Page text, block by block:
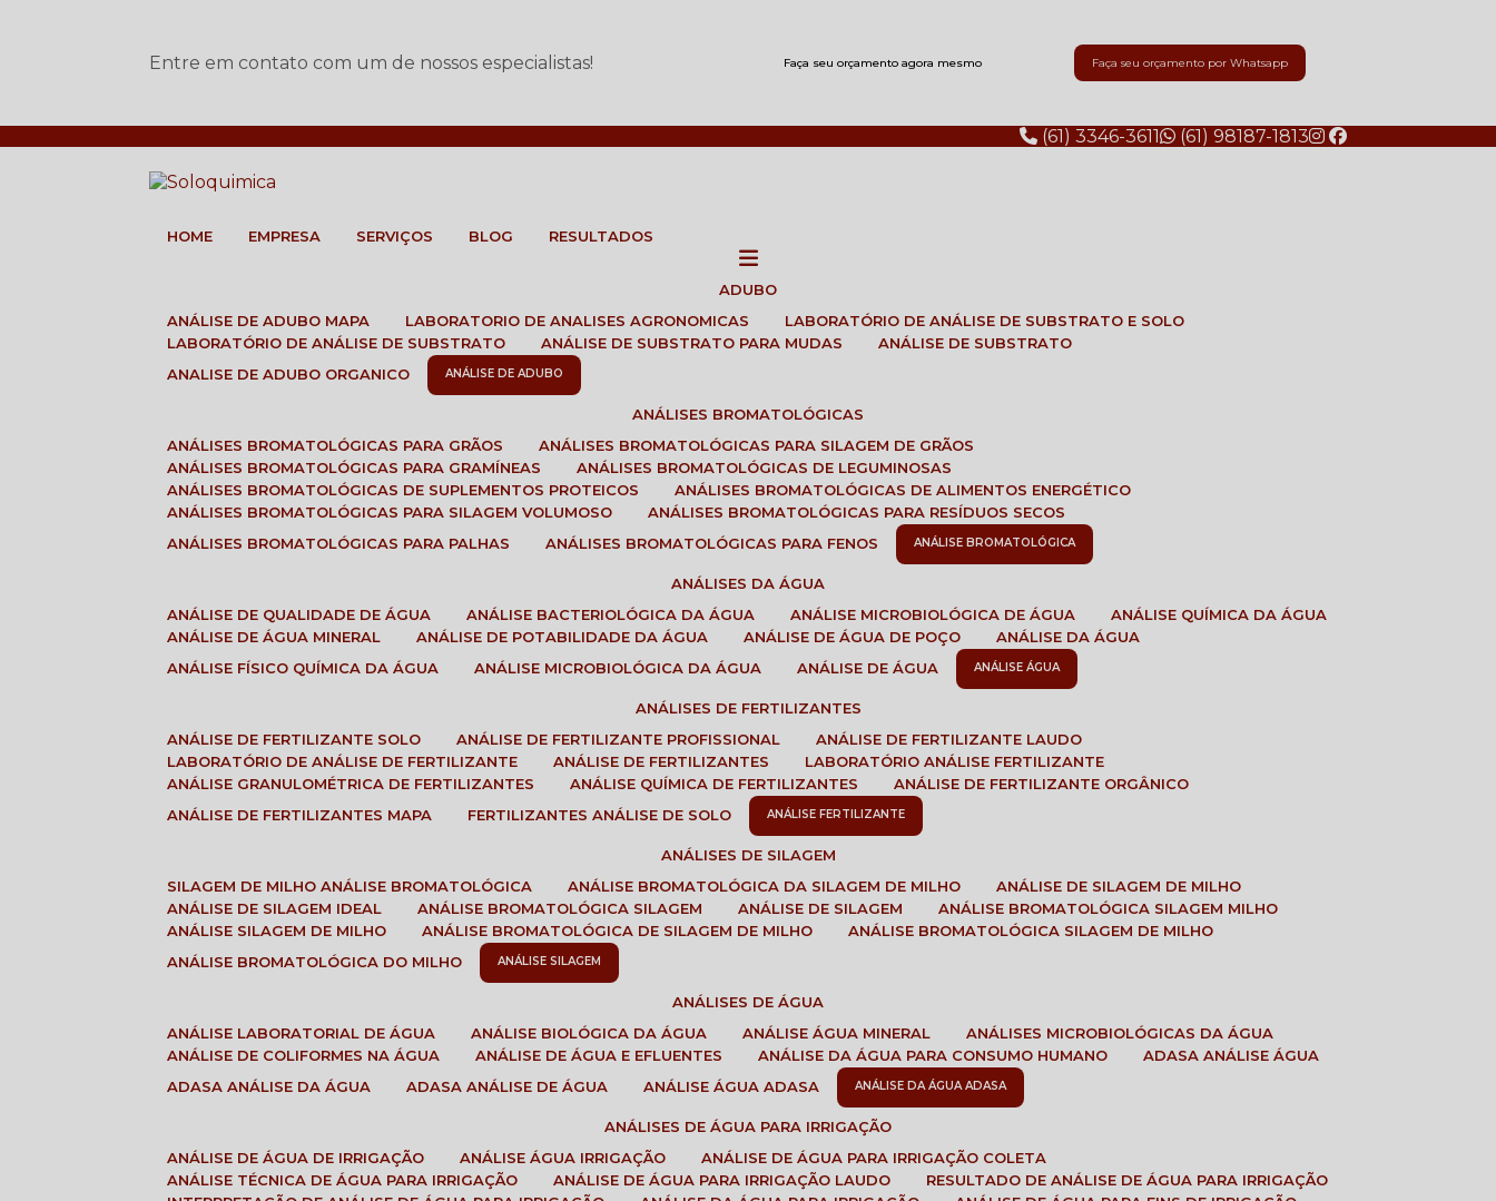
Entre em contato com um de nossos especialistas! Faça seu orçamento agora mesmo Faça seu orçamento por Whatsapp
(61) 3346-3611 (61) 98187-1813
HOME EMPRESA SERVIÇOS BLOG RESULTADOS
ADUBO
ANÁLISE DE ADUBO MAPA
LABORATORIO DE ANALISES AGRONOMICAS
LABORATÓRIO DE ANÁLISE DE SUBSTRATO E SOLO
LABORATÓRIO DE ANÁLISE DE SUBSTRATO
ANÁLISE DE SUBSTRATO PARA MUDAS
ANÁLISE DE SUBSTRATO
ANALISE DE ADUBO ORGANICO
ANÁLISE DE ADUBO
ANÁLISES BROMATOLÓGICAS
ANÁLISES BROMATOLÓGICAS PARA GRÃOS
ANÁLISES BROMATOLÓGICAS PARA SILAGEM DE GRÃOS
ANÁLISES BROMATOLÓGICAS PARA GRAMÍNEAS
ANÁLISES BROMATOLÓGICAS DE LEGUMINOSAS
ANÁLISES BROMATOLÓGICAS DE SUPLEMENTOS PROTEICOS
ANÁLISES BROMATOLÓGICAS DE ALIMENTOS ENERGÉTICO
ANÁLISES BROMATOLÓGICAS PARA SILAGEM VOLUMOSO
ANÁLISES BROMATOLÓGICAS PARA RESÍDUOS SECOS
ANÁLISES BROMATOLÓGICAS PARA PALHAS
ANÁLISES BROMATOLÓGICAS PARA FENOS ANÁLISE BROMATOLÓGICA
ANÁLISES DA ÁGUA
ANÁLISE DE QUALIDADE DE ÁGUA
ANÁLISE BACTERIOLÓGICA DA ÁGUA ANÁLISE MICROBIOLÓGICA DE ÁGUA
ANÁLISE QUÍMICA DA ÁGUA
ANÁLISE DE ÁGUA MINERAL
ANÁLISE DE POTABILIDADE DA ÁGUA ANÁLISE DE ÁGUA DE POÇO
ANÁLISE DA ÁGUA
ANÁLISE FÍSICO QUÍMICA DA ÁGUA
ANÁLISE MICROBIOLÓGICA DA ÁGUA ANÁLISE DE ÁGUA ANÁLISE ÁGUA
ANÁLISES DE FERTILIZANTES
ANÁLISE DE FERTILIZANTE SOLO
ANÁLISE DE FERTILIZANTE PROFISSIONAL
ANÁLISE DE FERTILIZANTE LAUDO
LABORATÓRIO DE ANÁLISE DE FERTILIZANTE
ANÁLISE DE FERTILIZANTES
LABORATÓRIO ANÁLISE FERTILIZANTE
ANÁLISE GRANULOMÉTRICA DE FERTILIZANTES
ANÁLISE QUÍMICA DE FERTILIZANTES
ANÁLISE DE FERTILIZANTE ORGÂNICO
ANÁLISE DE FERTILIZANTES MAPA
FERTILIZANTES ANÁLISE DE SOLO ANÁLISE FERTILIZANTE
ANÁLISES DE SILAGEM
SILAGEM DE MILHO ANÁLISE BROMATOLÓGICA
ANÁLISE BROMATOLÓGICA DA SILAGEM DE MILHO
ANÁLISE DE SILAGEM DE MILHO
ANÁLISE DE SILAGEM IDEAL
ANÁLISE BROMATOLÓGICA SILAGEM ANÁLISE DE SILAGEM
ANÁLISE BROMATOLÓGICA SILAGEM MILHO
ANÁLISE SILAGEM DE MILHO
ANÁLISE BROMATOLÓGICA DE SILAGEM DE MILHO
ANÁLISE BROMATOLÓGICA SILAGEM DE MILHO
ANÁLISE BROMATOLÓGICA DO MILHO
ANÁLISE SILAGEM
ANÁLISES DE ÁGUA
ANÁLISE LABORATORIAL DE ÁGUA
ANÁLISE BIOLÓGICA DA ÁGUA ANÁLISE ÁGUA MINERAL
ANÁLISES MICROBIOLÓGICAS DA ÁGUA
ANÁLISE DE COLIFORMES NA ÁGUA
ANÁLISE DE ÁGUA E EFLUENTES ANÁLISE DA ÁGUA PARA CONSUMO HUMANO
ADASA ANÁLISE ÁGUA
ADASA ANÁLISE DA ÁGUA
ADASA ANÁLISE DE ÁGUA ANÁLISE ÁGUA ADASA ANÁLISE DA ÁGUA ADASA
ANÁLISES DE ÁGUA PARA IRRIGAÇÃO
ANÁLISE DE ÁGUA DE IRRIGAÇÃO
ANÁLISE ÁGUA IRRIGAÇÃO
ANÁLISE DE ÁGUA PARA IRRIGAÇÃO COLETA
ANÁLISE TÉCNICA DE ÁGUA PARA IRRIGAÇÃO
ANÁLISE DE ÁGUA PARA IRRIGAÇÃO LAUDO
RESULTADO DE ANÁLISE DE ÁGUA PARA IRRIGAÇÃO